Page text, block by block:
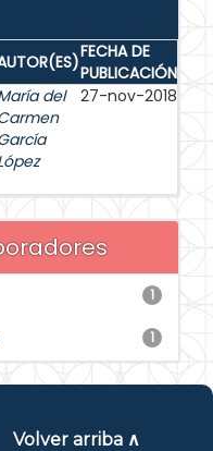
FECHA DE
PUBLICACIÓN
del
27-nov-2018
1
1
Volver arriba ∧